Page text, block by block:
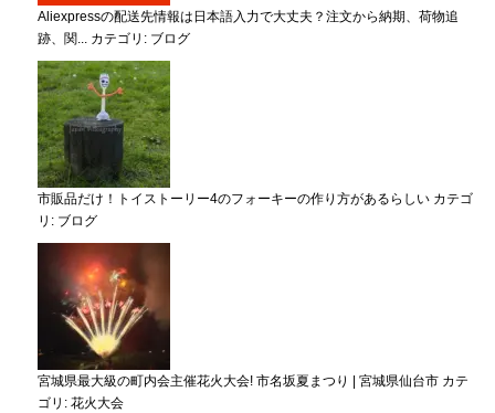
Aliexpressの配送先情報は日本語入力で大丈夫？注文から納期、荷物追
跡、関... カテゴリ: ブログ
市販品だけ！トイストーリー4のフォーキーの作り方があるらしい カテゴ
リ: ブログ
宮城県最大級の町内会主催花火大会! 市名坂夏まつり | 宮城県仙台市 カテ
ゴリ: 花火大会